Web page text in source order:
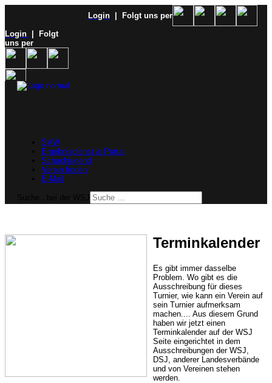
Login
| Folgt uns per
Login
| Folgt
uns per
SVW
Ergebnisdienst & Portal
Schachjugend
Verein finden
E-Mail
Terminkalender
Es gibt immer dasselbe
Problem. Wo gibt es die
Ausschreibung für dieses
Turnier, wie kann ein Verein auf
sein Turnier aufmerksam
machen.... Aus diesem Grund
haben wir jetzt einen
Terminkalender auf der WSJ
Seite eingerichtet in dem
Ausschreibungen der WSJ,
DSJ, anderer Landesverbände
und von Vereinen stehen
werden.